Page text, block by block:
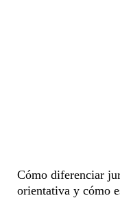
Cómo diferenciar
orientativa y cómo